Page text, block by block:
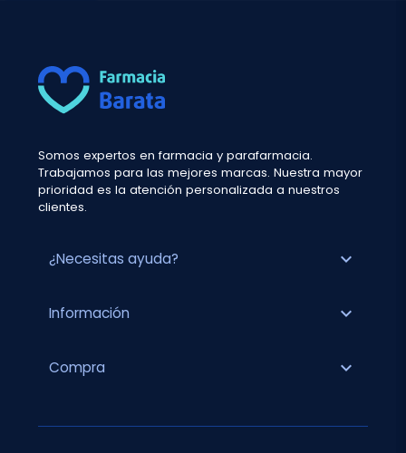
Somos expertos en farmacia y parafarmacia.
Trabajamos para las mejores marcas. Nuestra mayor
prioridad es la atención personalizada a nuestros
clientes.
¿Necesitas ayuda? expand_more
Información expand_more
Compra expand_more